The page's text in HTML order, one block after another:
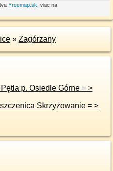
Freemap.sk, viac na
» Zagórzany
p. Osiedle Górne = >
Skrzyżowanie = >